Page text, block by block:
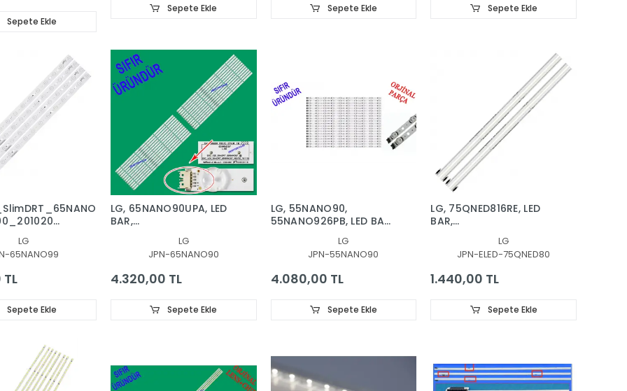
Sepete Ekle
Sepete Ekle Sepete Ekle Sepete Ekle
LG
65NANO99
Sepete Ekle
LG, 65NANO90UPA, LED
BAR,
LG
JPN-65NANO90
4.320,00 TL
Sepete Ekle
LG, 55NANO90,
55NANO926PB, LED BAR,
EAV65007701,LG
JPN-55NANO90
4.080,00 TL
Sepete Ekle
​​​​​​​LG, 75QNED816RE, LED
BAR,
BAR, 75QNED80SQA
75QNED80UQA
75QNED80AQA
LG
JPN-ELED-75QNED80
1.440,00 TL
Sepete Ekle